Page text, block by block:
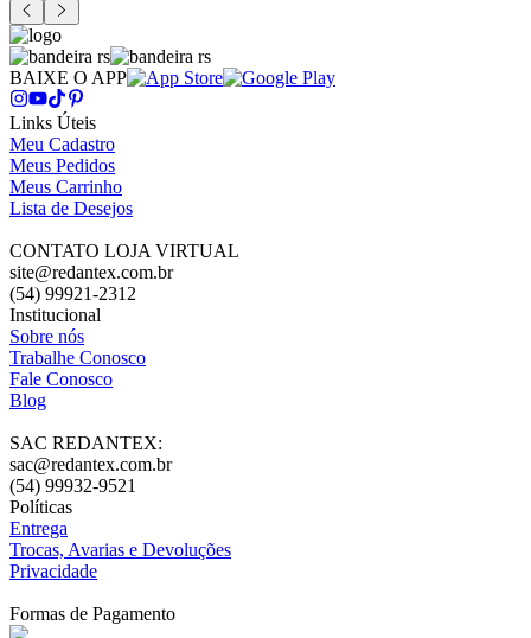
BAIXE O APP
Links Úteis
Meu Cadastro
Meus Pedidos
Meus Carrinho
Lista de Desejos
CONTATO LOJA VIRTUAL
site@redantex.com.br
(54) 99921-2312
Institucional
Sobre nós
Trabalhe Conosco
Fale Conosco
Blog
SAC REDANTEX:
sac@redantex.com.br
(54) 99932-9521
Políticas
Entrega
Trocas, Avarias e Devoluções
Privacidade
Formas de Pagamento